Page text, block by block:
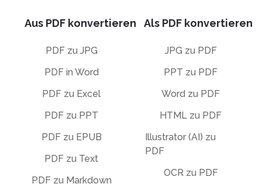
Aus PDF konvertieren
PDF zu JPG
PDF in Word
PDF zu Excel
PDF zu PPT
PDF zu EPUB
PDF zu Text
PDF zu Markdown
Als PDF konvertieren
JPG zu PDF
PPT zu PDF
Word zu PDF
HTML zu PDF
Illustrator (AI) zu
PDF
OCR zu PDF